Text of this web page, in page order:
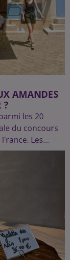
AMANDES
?
les 20
du concours
Les...